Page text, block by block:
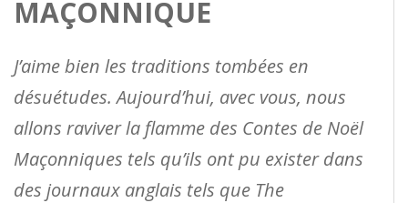
MAÇONNIQUE
J’aime bien les traditions tombées en
désuétudes. Aujourd’hui, avec vous, nous
allons raviver la flamme des Contes de Noël
Maçonniques tels qu’ils ont pu exister dans
des journaux anglais tels que The